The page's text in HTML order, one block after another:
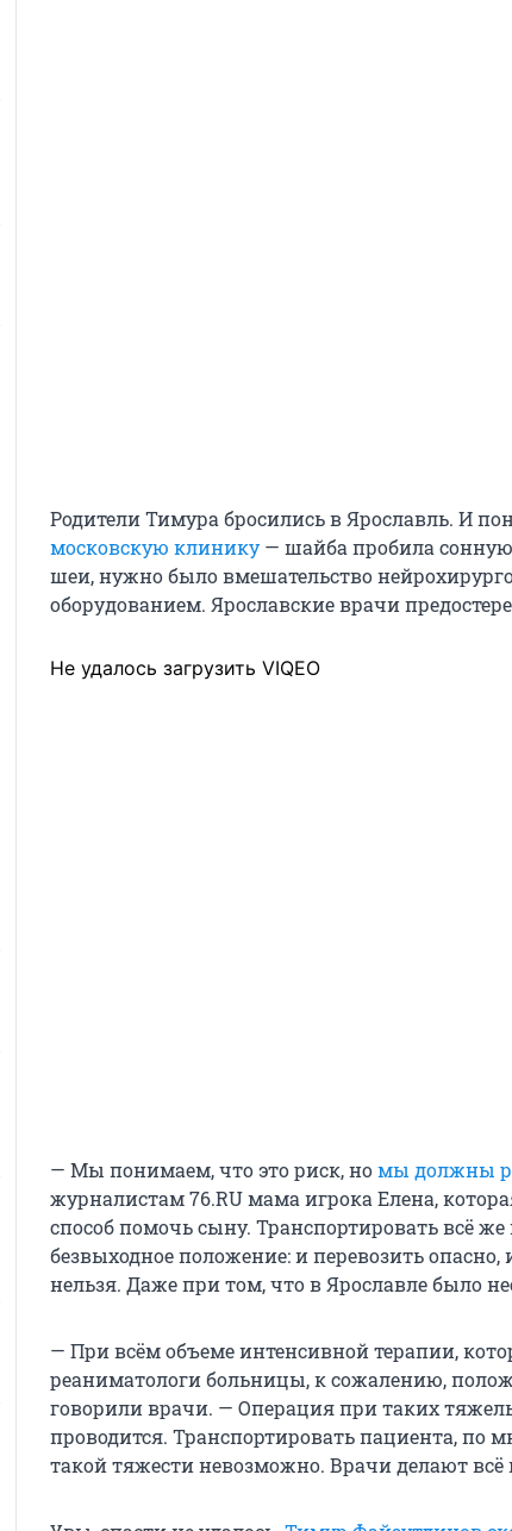
Родители Тимура бросились в Ярославль. И
московскую клинику— шайба пробила
шеи, нужно было вмешательство
оборудованием. Ярославские врачи
Не удалось загрузить VIQEO
— Мы понимаем, что это риск, номы должны
журналистам 76.RU мама игрока Елена,
способ помочь сыну. Транспортировать всё
безвыходное положение: и перевозить опасно,
нельзя. Даже при том, что в Ярославле было
— При всём объеме интенсивной терапии,
реаниматологи больницы, к сожалению,
говорили врачи. — Операция при таких
проводится. Транспортировать пациента, по
такой тяжести невозможно. Врачи делают